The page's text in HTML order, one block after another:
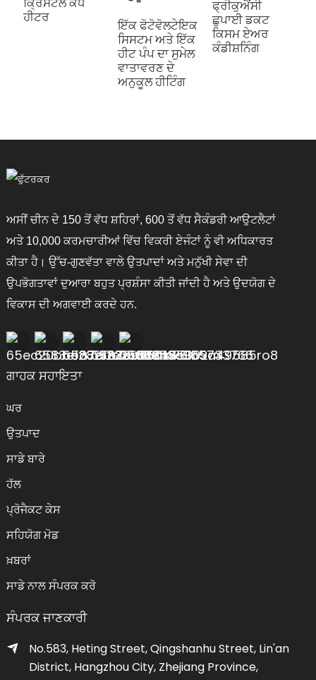
ਹੀਟਰ
ਇੱਕ ਫੋਟੋਵੋਲਟੇਇਕ
ਸਿਸਟਮ ਅਤੇ ਇੱਕ
ਹੀਟ ਪੰਪ ਦਾ ਸੁਮੇਲ
ਵਾਤਾਵਰਣ ਦੇ
ਅਨੁਕੂਲ ਹੀਟਿੰਗ
ਫ੍ਰੀਕੁਐਂਸੀ
ਛੁਪਾਈ ਡਕਟ
ਕਿਸਮ ਏਅਰ
ਕੰਡੀਸ਼ਨਿੰਗ
ਅਸੀਂ ਚੀਨ ਦੇ 150 ਤੋਂ ਵੱਧ ਸ਼ਹਿਰਾਂ, 600 ਤੋਂ ਵੱਧ ਸੈਕੰਡਰੀ ਆਉਟਲੈਟਾਂ
ਅਤੇ 10,000 ਕਰਮਚਾਰੀਆਂ ਵਿੱਚ ਵਿਕਰੀ ਏਜੰਟਾਂ ਨੂੰ ਵੀ ਅਧਿਕਾਰਤ
ਕੀਤਾ ਹੈ। ਉੱਚ-ਗੁਣਵੱਤਾ ਵਾਲੇ ਉਤਪਾਦਾਂ ਅਤੇ ਮਨੁੱਖੀ ਸੇਵਾ ਦੀ
ਉਪਭੋਗਤਾਵਾਂ ਦੁਆਰਾ ਬਹੁਤ ਪ੍ਰਸ਼ੰਸਾ ਕੀਤੀ ਜਾਂਦੀ ਹੈ ਅਤੇ ਉਦਯੋਗ ਦੇ
ਵਿਕਾਸ ਦੀ ਅਗਵਾਈ ਕਰਦੇ ਹਨ.
ਗਾਹਕ ਸਹਾਇਤਾ
ਘਰ
ਉਤਪਾਦ
ਸਾਡੇ ਬਾਰੇ
ਹੱਲ
ਪ੍ਰੋਜੈਕਟ ਕੇਸ
ਸਹਿਯੋਗ ਮੋਡ
ਖ਼ਬਰਾਂ
ਸਾਡੇ ਨਾਲ ਸੰਪਰਕ ਕਰੋ
ਸੰਪਰਕ ਜਾਣਕਾਰੀ
No.583, Heting Street, Qingshanhu Street, Lin'an
District, Hangzhou City, Zhejiang Province,